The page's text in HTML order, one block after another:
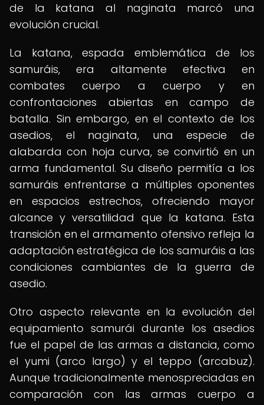
de la katana al naginata marcó una
evolución crucial.
La katana, espada emblemática de los
samuráis, era altamente efectiva en
combates cuerpo a cuerpo y en
confrontaciones abiertas en campo de
batalla. Sin embargo, en el contexto de los
asedios, el naginata, una especie de
alabarda con hoja curva, se convirtió en un
arma fundamental. Su diseño permitía a los
samuráis enfrentarse a múltiples oponentes
en espacios estrechos, ofreciendo mayor
alcance y versatilidad que la katana. Esta
transición en el armamento ofensivo refleja la
adaptación estratégica de los samuráis a las
condiciones cambiantes de la guerra de
asedio.
Otro aspecto relevante en la evolución del
equipamiento samurái durante los asedios
fue el papel de las armas a distancia, como
el yumi (arco largo) y el teppo (arcabuz).
Aunque tradicionalmente menospreciadas en
comparación con las armas cuerpo a